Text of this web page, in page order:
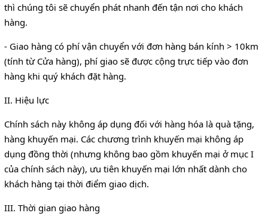
thì chúng tôi sẽ chuyển phát nhanh đến tận nơi cho khách
hàng.
- Giao hàng có phí vận chuyển với đơn hàng bán kính > 10km
(tính từ Cửa hàng), phí giao sẽ được cộng trực tiếp vào đơn
hàng khi quý khách đặt hàng.
II. Hiệu lực
Chính sách này không áp dụng đối với hàng hóa là quà tặng,
hàng khuyến mại. Các chương trình khuyến mại không áp
dụng đồng thời (nhưng không bao gồm khuyến mại ở mục I
của chính sách này), ưu tiên khuyến mại lớn nhất dành cho
khách hàng tại thời điểm giao dịch.
III. Thời gian giao hàng